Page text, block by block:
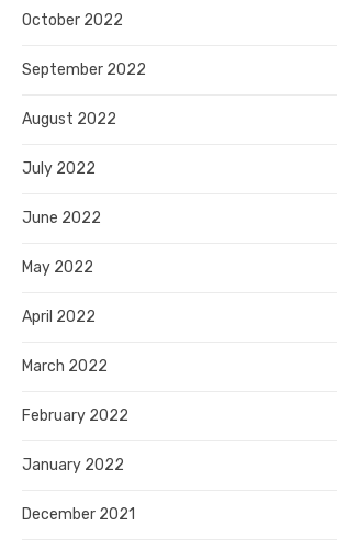
October 2022
September 2022
August 2022
July 2022
June 2022
May 2022
April 2022
March 2022
February 2022
January 2022
December 2021